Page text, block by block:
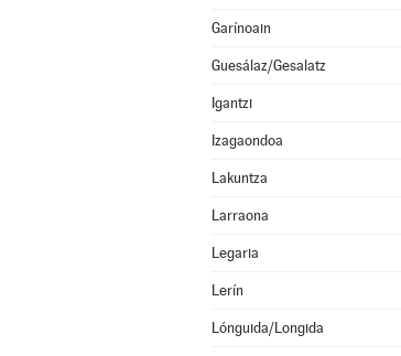
Garínoain
Guesálaz/Gesalatz
Igantzi
Izagaondoa
Lakuntza
Larraona
Legaria
Lerín
Lónguida/Longida